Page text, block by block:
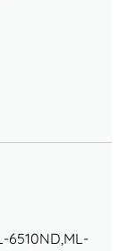
6510ND,ML-